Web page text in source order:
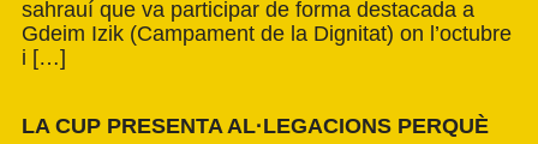
sahrauí que va participar de forma destacada a
Gdeim Izik (Campament de la Dignitat) on l’octubre
i […]
LA CUP PRESENTA AL·LEGACIONS PERQUÈ